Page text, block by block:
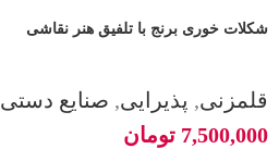
َشکلات خوری برنج با تلفیق هنر نقاشی
قلمزنی, پذیرایی, صنایع دستی
7,500,000 تومان